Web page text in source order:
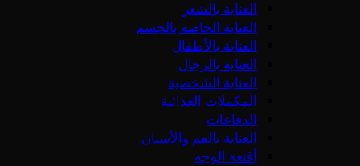
العناية بالشعر
العناية الخاصة بالجسم
العناية بالأطفال
العناية بالرجال
العناية الشخصية
المكملات الغذائية
الدفاعات
العناية بالفم والأسنان
أقنعة الوجه